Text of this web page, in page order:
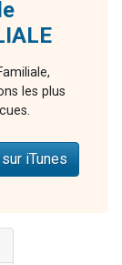
les plus
iTunes